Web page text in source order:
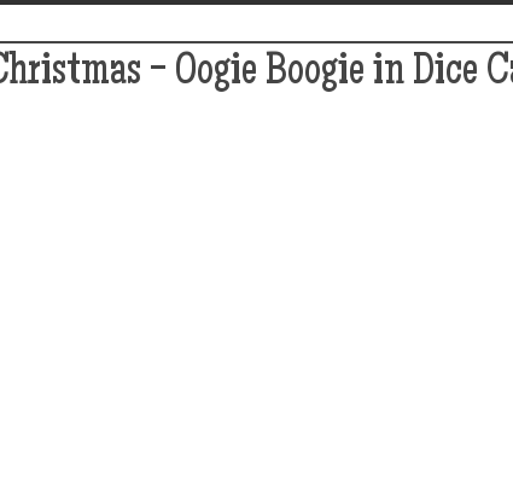
- Oogie Boogie in Dice